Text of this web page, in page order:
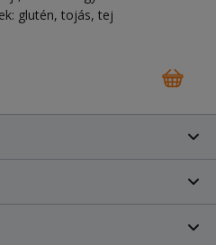
glutén, tojás, tej